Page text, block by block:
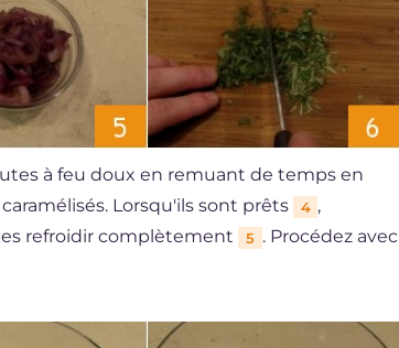
à feu doux en remuant de temps en
Lorsqu'ils sont prêts
4 ,
refroidir complètement
5 . Procédez avec